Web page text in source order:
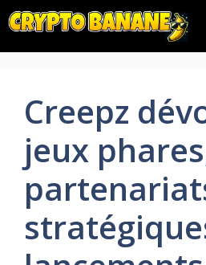
Aller
au
contenu
Creepz
jeux